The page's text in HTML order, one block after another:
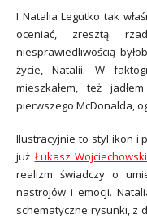
I Natalia Legutko tak
oceniać, zresztą
niesprawiedliwością
życie, Natalii. W
mieszkałem, też
pierwszego McDonalda,
Ilustracyjnie to styl ikon i
już Łukasz
realizm świadczy o
nastrojów i emocji.
schematyczne rysunki, z